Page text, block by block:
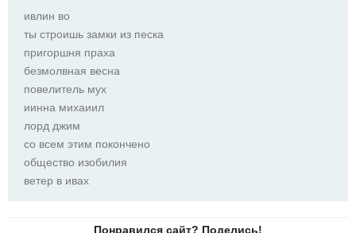
ивлин во
ты строишь замки из песка
пригоршня праха
безмолвная весна
повелитель мух
иинна михаиил
лорд джим
со всем этим покончено
общество изобилия
ветер в ивах